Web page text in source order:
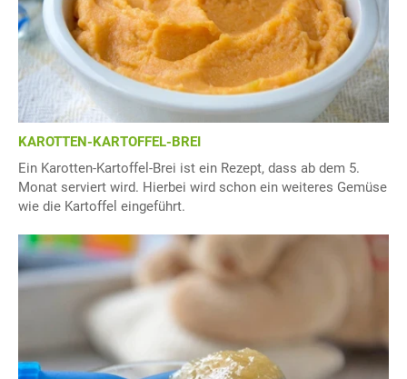
KAROTTEN-KARTOFFEL-BREI
Ein Karotten-Kartoffel-Brei ist ein Rezept, dass ab dem 5.
Monat serviert wird. Hierbei wird schon ein weiteres Gemüse
wie die Kartoffel eingeführt.